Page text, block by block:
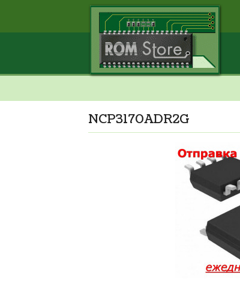
NCP3170ADR2G